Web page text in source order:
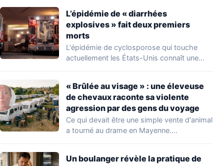
L’épidémie de « diarrhées
explosives » fait deux premiers
morts
L'épidémie de cyclosporose qui touche
actuellement les États-Unis connaît une
« Brûlée au visage » : une éleveuse
de chevaux raconte sa violente
agression par des gens du voyage
Ce qui devait être une simple vente d'animal
a tourné au drame en Mayenne.…
Un boulanger révèle la pratique de